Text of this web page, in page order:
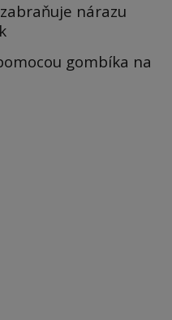
nárazu
gombíka na